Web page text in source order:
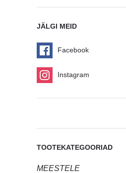
JÄLGI MEID
Facebook
Instagram
TOOTEKATEGOORIAD
MEESTELE